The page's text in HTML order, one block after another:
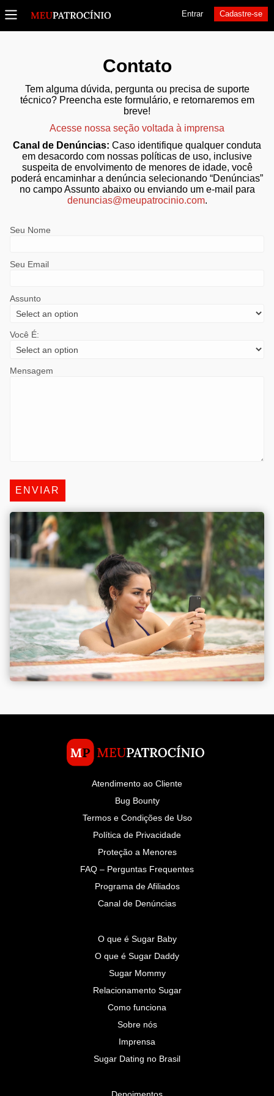
Entrar Cadastre-se
Contato
Tem alguma dúvida, pergunta ou precisa de suporte
técnico? Preencha este formulário, e retornaremos em
breve!
Acesse nossa seção voltada à imprensa
Canal de Denúncias: Caso identifique qualquer conduta
em desacordo com nossas políticas de uso, inclusive
suspeita de envolvimento de menores de idade, você
poderá encaminhar a denúncia selecionando “Denúncias”
no campo Assunto abaixo ou enviando um e-mail para
denuncias@meupatrocinio.com.
Seu Nome
Seu Email
Assunto
Você É:
Mensagem
Atendimento ao Cliente
Bug Bounty
Termos e Condições de Uso
Política de Privacidade
Proteção a Menores
FAQ – Perguntas Frequentes
Programa de Afiliados
Canal de Denúncias
O que é Sugar Baby
O que é Sugar Daddy
Sugar Mommy
Relacionamento Sugar
Como funciona
Sobre nós
Imprensa
Sugar Dating no Brasil